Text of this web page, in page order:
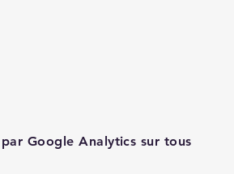
Google Analytics sur tous